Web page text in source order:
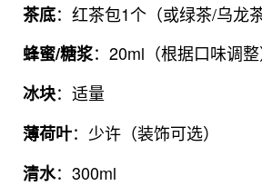
茶底：红茶包1个（或绿茶/乌龙茶
蜂蜜/糖浆：20ml（根据口味调整
冰块：适量
薄荷叶：少许（装饰可选）
清水：300ml